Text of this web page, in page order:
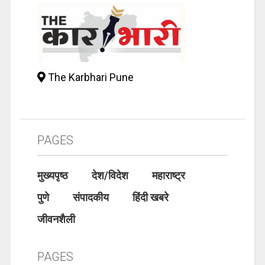
The Karbhari Pune
PAGES
मुख्यपृष्ठ देश/विदेश
महाराष्ट्र
पुणे
संपादकीय
हिंदी खबरे
जीवनशैली
PAGES